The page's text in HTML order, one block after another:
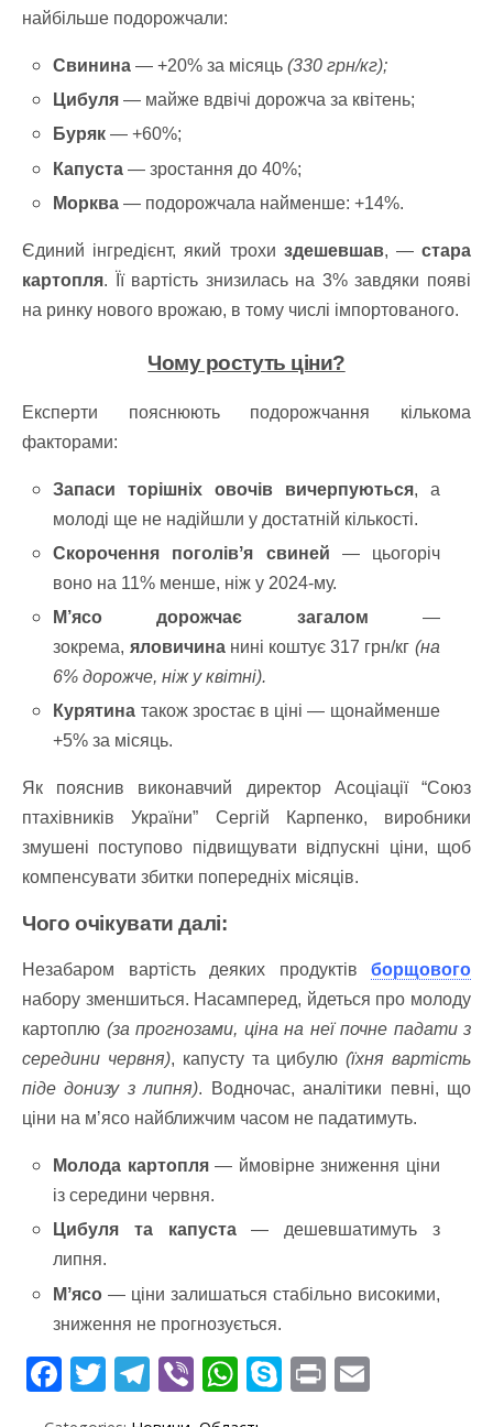
найбільше подорожчали:
Свинина — +20% за місяць(330 грн/кг);
Цибуля — майже вдвічі дорожча за квітень;
Буряк — +60%;
Капуста — зростання до 40%;
Морква — подорожчала найменше: +14%.
Єдиний інгредієнт, який трохи здешевшав, —стара
картопля. Її вартість знизилась на 3% завдяки появі
на ринку нового врожаю, в тому числі імпортованого.
Чому ростуть ціни?
Експерти пояснюють подорожчання кількома
факторами:
Запаси торішніх овочів вичерпуються, а
молоді ще не надійшли у достатній кількості.
Скорочення поголівʼя свиней — цьогоріч
воно на 11% менше, ніж у 2024-му.
М’ясо дорожчає загалом —
зокрема, яловичинанині коштує 317 грн/кг (на
6% дорожче, ніж у квітні).
Курятина також зростає в ціні — щонайменше
+5% за місяць.
Як пояснив виконавчий директор Асоціації “Союз
птахівників України” Сергій Карпенко, виробники
змушені поступово підвищувати відпускні ціни, щоб
компенсувати збитки попередніх місяців.
Чого очікувати далі:
Незабаром вартість деяких продуктів борщового
набору зменшиться. Насамперед, йдеться про молоду
картоплю (за прогнозами, ціна на неї почне падати з
середини червня), капусту та цибулю(їхня вартість
піде донизу з липня). Водночас, аналітики певні, що
ціни на мʼясо найближчим часом не падатимуть.
Молода картопля— ймовірне зниження ціни
із середини червня.
Цибуля та капуста— дешевшатимуть з
липня.
Мʼясо — ціни залишаться стабільно високими,
зниження не прогнозується.
F
ac
T
w
T
el
Vi
b
W
h
S
k
Pr
in